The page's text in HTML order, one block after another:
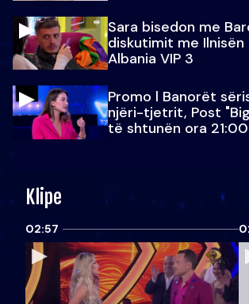
Sara bisedon me
diskutimit me
Albania VIP 3
Promo l Banorët
njëri-tjetrit, Post
të shtunën ora
Klipe
02:57